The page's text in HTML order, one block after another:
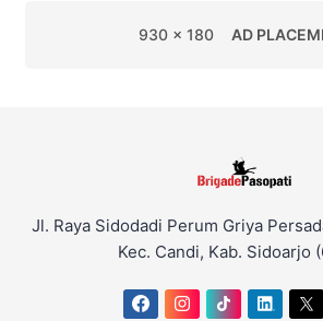
930 x 180 AD
Jl. Raya Sidodadi Perum Griya
Kec. Candi, Kab. Sidoarjo